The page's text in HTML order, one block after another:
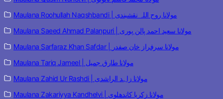
Maulana Roohullah Naqshbandi | مولانا روح اللہ نقشبندی
Maulana Saeed Ahmad Palanpuri | مولانا سعید احمد پالن پوری
Maulana Sarfaraz Khan Safdar | مولانا سرفراز خان صفدر
Maulana Tariq Jameel | مولانا طارق جمیل
Maulana Zahid Ur Rashdi | مولانا زاہد الراشدی
Maulana Zakariyya Kandhelvi | مولانا زکریا کاندھلوی